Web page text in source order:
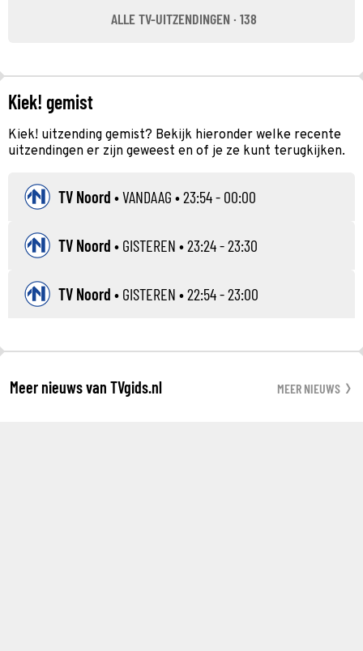
ALLE TV-UITZENDINGEN · 138
Kiek! gemist
Kiek! uitzending gemist? Bekijk hieronder welke recente
uitzendingen er zijn geweest en of je ze kunt terugkijken.
TV Noord •VANDAAG • 23:54 - 00:00
TV Noord • GISTEREN • 23:24 - 23:30
TV Noord • GISTEREN • 22:54 - 23:00
Meer nieuws van TVgids.nl MEER NIEUWS